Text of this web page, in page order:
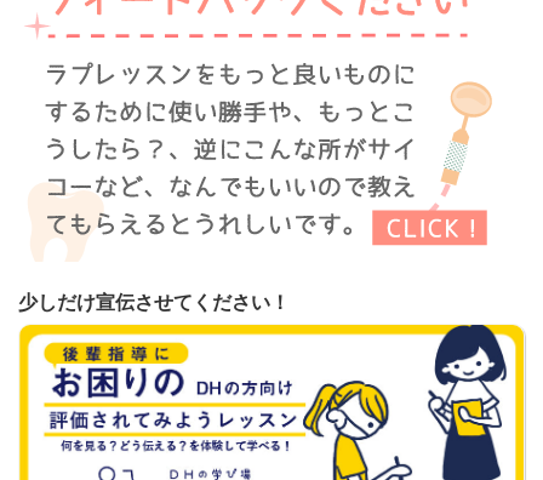
少しだけ宣伝させてください！